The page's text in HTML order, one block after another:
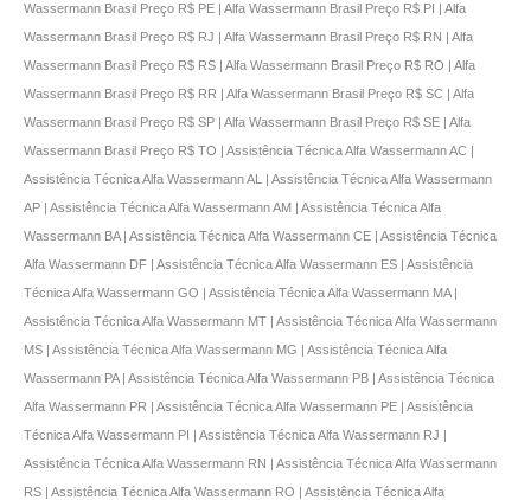
Wassermann Brasil Preço R$ PE | Alfa Wassermann Brasil Preço R$ PI | Alfa
Wassermann Brasil Preço R$ RJ | Alfa Wassermann Brasil Preço R$ RN | Alfa
Wassermann Brasil Preço R$ RS | Alfa Wassermann Brasil Preço R$ RO | Alfa
Wassermann Brasil Preço R$ RR | Alfa Wassermann Brasil Preço R$ SC | Alfa
Wassermann Brasil Preço R$ SP | Alfa Wassermann Brasil Preço R$ SE | Alfa
Wassermann Brasil Preço R$ TO | Assistência Técnica Alfa Wassermann AC |
Assistência Técnica Alfa Wassermann AL | Assistência Técnica Alfa Wassermann
AP | Assistência Técnica Alfa Wassermann AM | Assistência Técnica Alfa
Wassermann BA | Assistência Técnica Alfa Wassermann CE | Assistência Técnica
Alfa Wassermann DF | Assistência Técnica Alfa Wassermann ES | Assistência
Técnica Alfa Wassermann GO | Assistência Técnica Alfa Wassermann MA |
Assistência Técnica Alfa Wassermann MT | Assistência Técnica Alfa Wassermann
MS | Assistência Técnica Alfa Wassermann MG | Assistência Técnica Alfa
Wassermann PA | Assistência Técnica Alfa Wassermann PB | Assistência Técnica
Alfa Wassermann PR | Assistência Técnica Alfa Wassermann PE | Assistência
Técnica Alfa Wassermann PI | Assistência Técnica Alfa Wassermann RJ |
Assistência Técnica Alfa Wassermann RN | Assistência Técnica Alfa Wassermann
RS | Assistência Técnica Alfa Wassermann RO | Assistência Técnica Alfa